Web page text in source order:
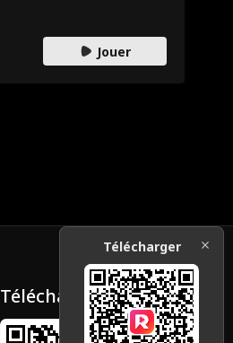
Jouer
Télécharger
Télécharger